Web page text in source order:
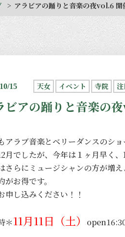
アラビアの踊りと音楽の夜vol.6 開
15 天女 イベント 寺院
ビアの踊りと音楽の
アラブ音楽とベリーダンスのシ
月でしたが、今年は１ヶ月早く、
さらにミュージシャンの方が増
がお得です。
申し込みください！！
＊11月11日（土）